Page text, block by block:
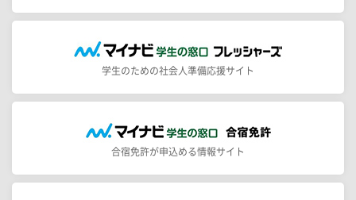
学生のための社会人準備応援サイト
合宿免許が申込める情報サイト